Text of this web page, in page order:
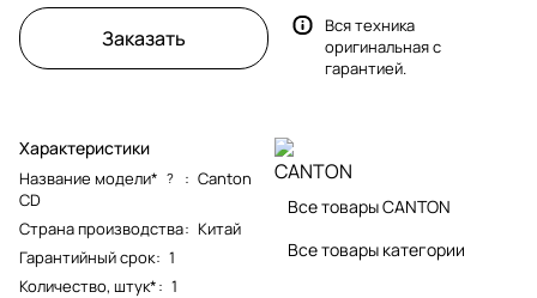
Заказать
Характеристики
Название модели* ? : Canton
CD
Страна производства: Китай
Гарантийный срок: 1
Количество, штук*: 1
Вся техника
оригинальная с
гарантией.
Все товары CANTON
Все товары категории